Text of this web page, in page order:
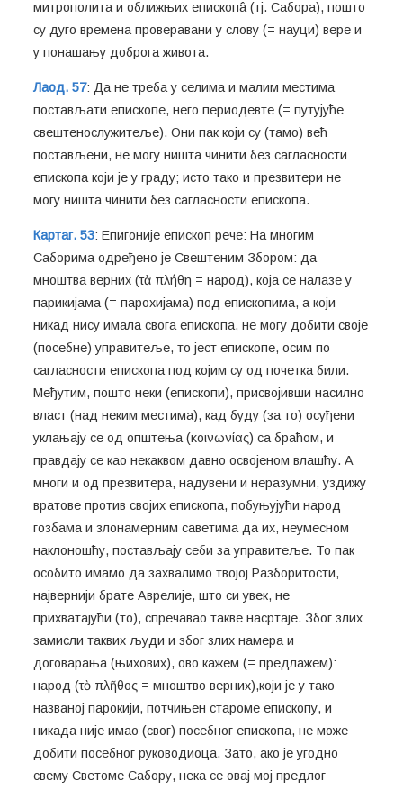
митрополита и оближњих епископâ (тј. Сабора), пошто
су дуго времена проверавани у слову (= науци) вере и
у понашању доброга живота.
Лаод. 57: Да не треба у селима и малим местима
постављати епископе, него периодевте (= путујуће
свештенослужитеље). Они пак који су (тамо) већ
постављени, не могу ништа чинити без сагласности
епископа који је у граду; исто тако и презвитери не
могу ништа чинити без сагласности епископа.
Картаг. 53: Епигоније епископ рече: На многим
Саборима одређено је Свештеним Збором: да
мноштва верних (τὰ πλήθη = народ), која се налазе у
парикијама (= парохијама) под епископима, а који
никад нису имала свога епископа, не могу добити своје
(посебне) управитеље, то јест епископе, осим по
сагласности епископа под којим су од почетка били.
Међутим, пошто неки (епископи), присвојивши насилно
власт (над неким местима), кад буду (за то) осуђени
уклањају се од општења (κοινωνίας) са браћом, и
правдају се као некаквом давно освојеном влашћу. А
многи и од презвитера, надувени и неразумни, уздижу
вратове против својих епископа, побуњујући народ
гозбама и злонамерним саветима да их, неумесном
наклоношћу, постављају себи за управитеље. То пак
особито имамо да захвалимо твојој Разборитости,
највернији брате Аврелије, што си увек, не
прихватајући (то), спречавао такве насртаје. Због злих
замисли таквих људи и због злих намера и
договарања (њихових), ово кажем (= предлажем):
народ (τὸ πλῆθoς = мноштво верних),који је у тако
названој парокији, потчињен староме епископу, и
никада није имао (свог) посебног епископа, не може
добити посебног руководиоца. Зато, ако је угодно
свему Светоме Сабору, нека се овај мој предлог